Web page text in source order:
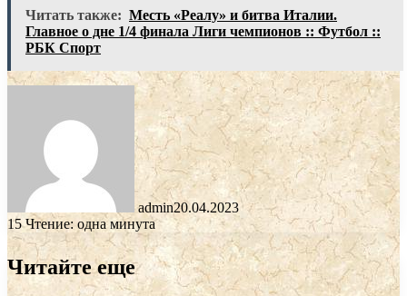
Читать также: Месть «Реалу» и битва Италии.
Главное о дне 1/4 финала Лиги чемпионов :: Футбол ::
РБК Спорт
admin20.04.2023
15Чтение: одна минута
Читайте еще